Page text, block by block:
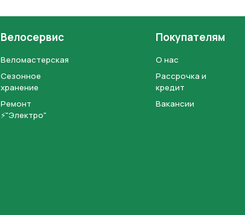
Велосервис
Веломастерская
Сезонное
хранение
Ремонт
⚡"Электро"
Покупателям
О нас
Рассрочка и
кредит
Вакансии